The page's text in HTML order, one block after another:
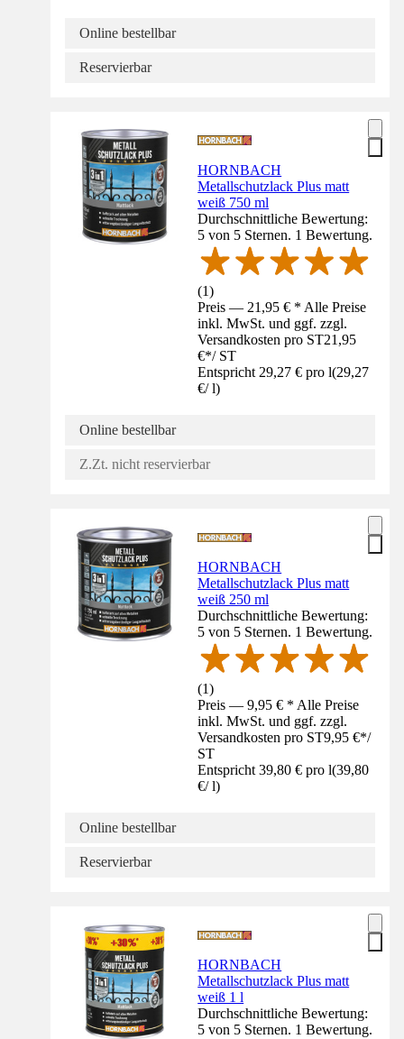
Online bestellbar
Reservierbar
HORNBACH
Metallschutzlack Plus matt
weiß 750 ml
Durchschnittliche Bewertung:
5 von 5 Sternen. 1 Bewertung.
(1)
Preis — 21,95 € * Alle Preise
inkl. MwSt. und ggf. zzgl.
Versandkosten pro ST21,95
€*/ ST
Entspricht 29,27 € pro l(29,27
€/ l)
Online bestellbar
Z.Zt. nicht reservierbar
HORNBACH
Metallschutzlack Plus matt
weiß 250 ml
Durchschnittliche Bewertung:
5 von 5 Sternen. 1 Bewertung.
(1)
Preis — 9,95 € * Alle Preise
inkl. MwSt. und ggf. zzgl.
Versandkosten pro ST9,95 €*/
ST
Entspricht 39,80 € pro l(39,80
€/ l)
Online bestellbar
Reservierbar
HORNBACH
Metallschutzlack Plus matt
weiß 1 l
Durchschnittliche Bewertung:
5 von 5 Sternen. 1 Bewertung.